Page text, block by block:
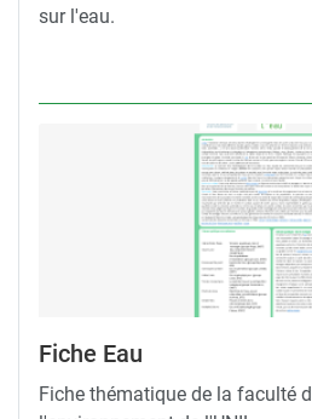
sur l'eau.
Fiche Eau
Fiche thématique de la faculté